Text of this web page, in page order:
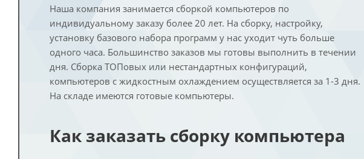
Наша компания занимается сборкой компьютеров по
индивидуальному заказу более 20 лет. На сборку, настройку,
установку базового набора программ у нас уходит чуть больше
одного часа. Большинство заказов мы готовы выполнить в течении
дня. Сборка ТОПовых или нестандартных конфигураций,
компьютеров с жидкостным охлаждением осуществляется за 1-3 дня.
На складе имеются готовые компьютеры.
Как заказать сборку компьютера